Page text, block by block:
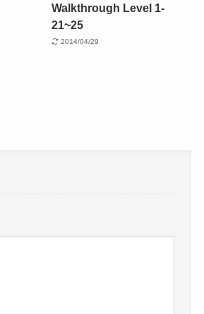
Walkthrough Level 1-
21~25
2014/04/29